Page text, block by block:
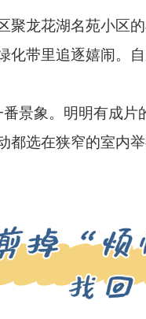
龙花湖名苑小区的
化带里追逐嬉闹。
景象。明明有成
都选在狭窄的室内举